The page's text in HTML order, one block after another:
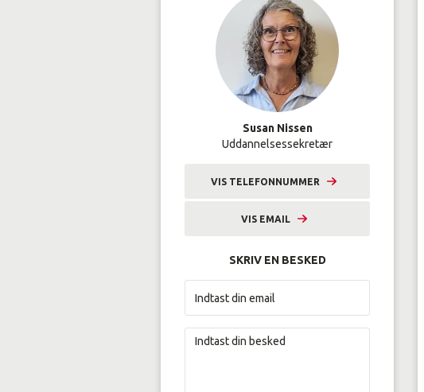
Susan Nissen
Uddannelsessekretær
VIS TELEFONNUMMER
9633 2229
VIS EMAIL
sni@amunordjylland.dk
SKRIV EN BESKED